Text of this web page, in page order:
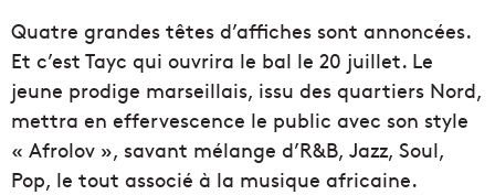
Quatre grandes têtes d’affiches sont annoncées.
Et c’est Tayc qui ouvrira le bal le 20 juillet. Le
jeune prodige marseillais, issu des quartiers Nord,
mettra en effervescence le public avec son style
« Afrolov », savant mélange d’R&B, Jazz, Soul,
Pop, le tout associé à la musique africaine.